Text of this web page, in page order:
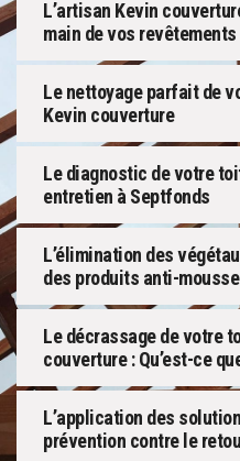
L’artisan Kevin
main de vos
Le nettoyage parfait de
Kevin couverture
Le diagnostic de votre
entretien à Septfonds
L’élimination des
des produits anti-
Le décrassage de votre
couverture : Qu’est-ce
L’application des
prévention contre le